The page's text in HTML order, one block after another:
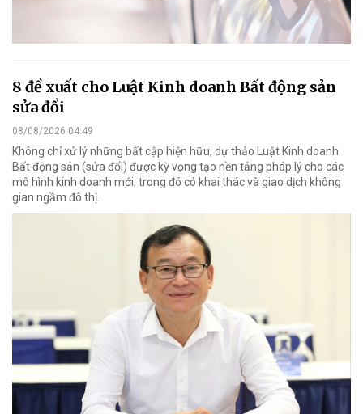
8 đề xuất cho Luật Kinh doanh Bất động sản
sửa đổi
08/08/2026 04:49
Không chỉ xử lý những bất cập hiện hữu, dự thảo Luật Kinh doanh
Bất động sản (sửa đổi) được kỳ vọng tạo nền tảng pháp lý cho các
mô hình kinh doanh mới, trong đó có khai thác và giao dịch không
gian ngầm đô thị.